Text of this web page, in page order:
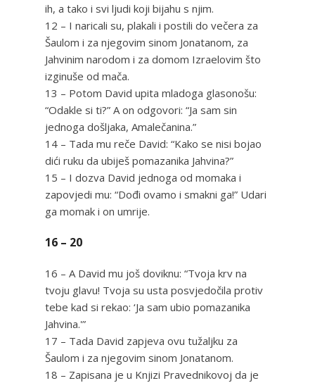
ih, a tako i svi ljudi koji bijahu s njim.
12 – I naricali su, plakali i postili do večera za
Šaulom i za njegovim sinom Jonatanom, za
Jahvinim narodom i za domom Izraelovim što
izginuše od mača.
13 – Potom David upita mladoga glasonošu:
“Odakle si ti?” A on odgovori: “Ja sam sin
jednoga došljaka, Amalečanina.”
14 – Tada mu reče David: “Kako se nisi bojao
dići ruku da ubiješ pomazanika Jahvina?”
15 – I dozva David jednoga od momaka i
zapovjedi mu: “Dođi ovamo i smakni ga!” Udari
ga momak i on umrije.
16 – 20
16 – A David mu još doviknu: “Tvoja krv na
tvoju glavu! Tvoja su usta posvjedočila protiv
tebe kad si rekao: ‘Ja sam ubio pomazanika
Jahvina.'”
17 – Tada David zapjeva ovu tužaljku za
Šaulom i za njegovim sinom Jonatanom.
18 – Zapisana je u Knjizi Pravednikovoj da je